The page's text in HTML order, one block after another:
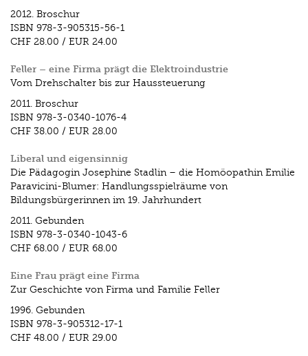
2012. Broschur
ISBN 978-3-905315-56-1
CHF 28.00 / EUR 24.00
Feller – eine Firma prägt die Elektroindustrie
Vom Drehschalter bis zur Haussteuerung
2011. Broschur
ISBN 978-3-0340-1076-4
CHF 38.00 / EUR 28.00
Liberal und eigensinnig
Die Pädagogin Josephine Stadlin – die Homöopathin Emilie
Paravicini-Blumer: Handlungsspielräume von
Bildungsbürgerinnen im 19. Jahrhundert
2011. Gebunden
ISBN 978-3-0340-1043-6
CHF 68.00 / EUR 68.00
Eine Frau prägt eine Firma
Zur Geschichte von Firma und Familie Feller
1996. Gebunden
ISBN 978-3-905312-17-1
CHF 48.00 / EUR 29.00